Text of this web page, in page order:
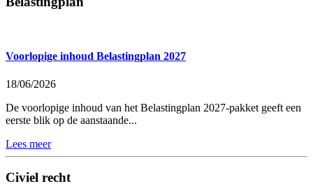
Voorlopige inhoud Belastingplan 2027
18/06/2026
De voorlopige inhoud van het Belastingplan 2027-pakket geeft een
eerste blik op de aanstaande...
Lees meer
Civiel recht